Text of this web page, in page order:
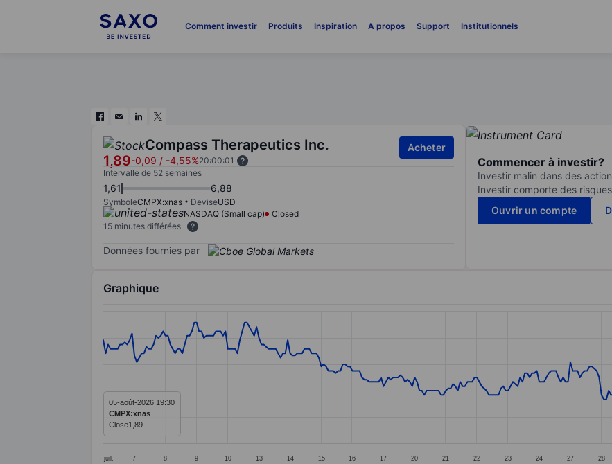
Comment investir Produits Inspiration A propos Support Institutionnels
Compass Therapeutics Inc.
1,89-0,09 / -4,55%20:00:01
Acheter
Intervalle de 52 semaines
1,61 6,88
SymboleCMPX:xnas DeviseUSD
NASDAQ (Small cap)
Closed
15 minutes différées
Données fournies par
Commencer à investir?
Investir malin dans des
Investir comporte des
Ouvrir un compte
Graphique
Line chart with 297 data points.
The chart has 1 X axis displaying categories.
The chart has 1 Y axis displaying values. Data ranges from 1.86 to 2.35.
juil. 7 8 9 10 13 14 15 16 17 20 21 22 23 24 27 28
05-août-2026 19:30
CMPX:xnas
Close1,89